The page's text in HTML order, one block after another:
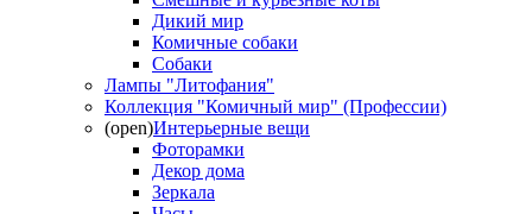
Дикий мир
Комичные собаки
Собаки
Лампы "Литофания"
Коллекция "Комичный мир" (Профессии)
(open)Интерьерные вещи
Фоторамки
Декор дома
Зеркала